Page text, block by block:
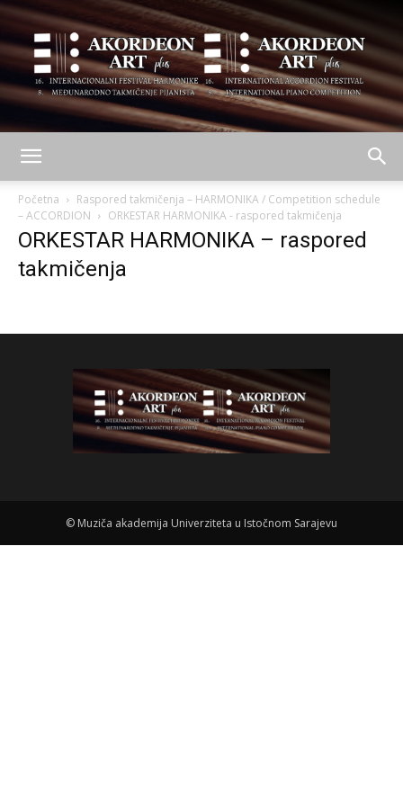
ART
plus
Početna
Raspored takmičenja – HARMONIKA / Competition schedule
– ACCORDION
ORKESTAR HARMONIKA - raspored takmičenja
ORKESTAR HARMONIKA – raspored
takmičenja
© Muziča akademija Univerziteta u Istočnom Sarajevu